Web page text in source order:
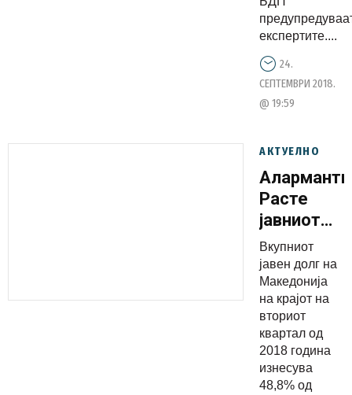
експертите....
24.
СЕПТЕМВРИ 2018.
@ 19:59
АКТУЕЛНО
Расте
јавниот
долг во
Вкупниот
јавен долг на
Македонија
на крајот на
вториот
квартал од
2018 година
изнесува
48,8% од